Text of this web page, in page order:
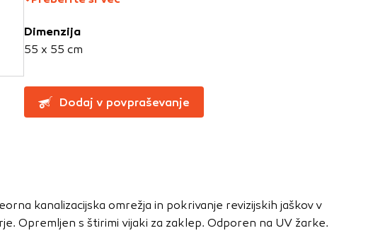
Dimenzija
55 x 55 cm
Dodaj v povpraševanje
kanalizacijska omrežja in pokrivanje revizijskih jaškov v
Opremljen s štirimi vijaki za zaklep. Odporen na UV žarke.
ni mogoče izklopiti.
zahtev, na primer
nastavitev, da brskalnik
spletnega mesta ne bodo
učinkovitost
mestu. Podatki, ki jih piškotki
ne bomo vedeli, kdaj ste